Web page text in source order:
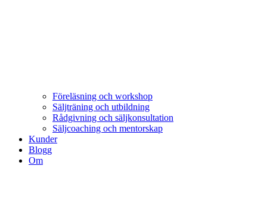
Föreläsning och workshop
Säljträning och utbildning
Rådgivning och säljkonsultation
Säljcoaching och mentorskap
Kunder
Blogg
Om